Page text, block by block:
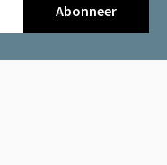
Abonneer